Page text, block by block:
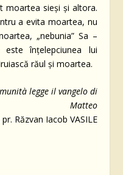
moartea sieși și altora.
a evita moartea, nu
„nebunia” Sa –
înțelepciunea lui
răul și moartea.
legge il vangelo di
Matteo
Răzvan Iacob VASILE